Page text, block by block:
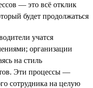
— это всё отклик
будет продолжаться
учатся
организации
на стиль
Эти процессы —
сотрудника на целую